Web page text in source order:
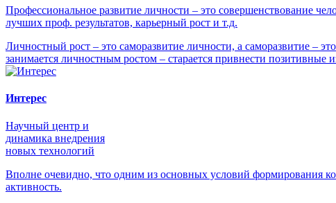
Профессиональное развитие личности – это совершенствование
лучших проф. результатов, карьерный рост и т.д.
Личностный рост – это саморазвитие личности, а саморазвитие –
занимается личностным ростом – старается привнести
Интерес
Научный центр и
динамика внедрения
новых технологий
Вполне очевидно, что одним из основных условий формирования
активность.